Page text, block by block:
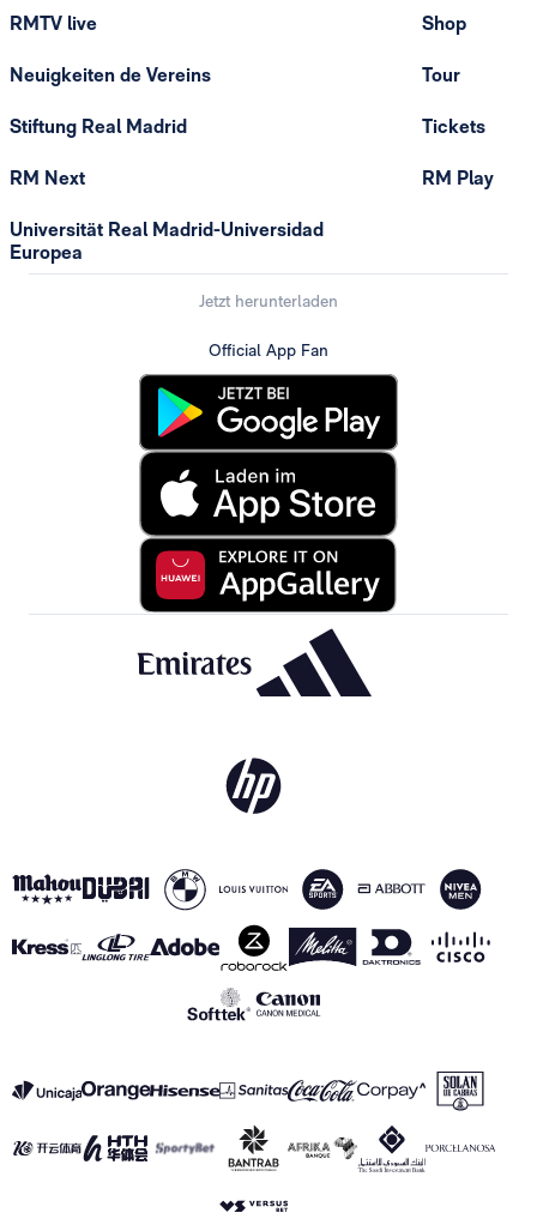
RMTV live
Neuigkeiten de Vereins
Stiftung Real Madrid
RM Next
Universität Real Madrid-Universidad
Europea
Shop
Tour
Tickets
RM Play
Jetzt herunterladen
Official App Fan